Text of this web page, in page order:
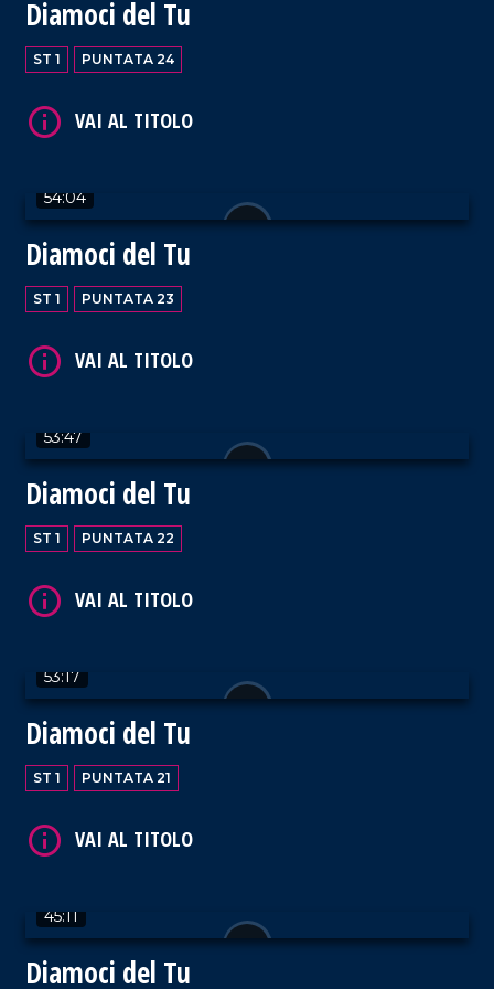
Diamoci del Tu
ST 1 PUNTATA 24
54:04
Diamoci del Tu
ST 1 PUNTATA 23
53:47
Diamoci del Tu
ST 1 PUNTATA 22
53:17
Diamoci del Tu
ST 1 PUNTATA 21
45:11
Diamoci del Tu
VAI AL TITOLO